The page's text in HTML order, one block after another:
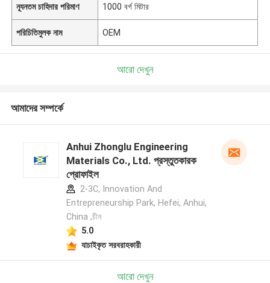
ন্যূনতম চাহিদার পরিমাণ 1000 বর্গ মিটার
পরিচিতিমুলক নাম OEM
আরো দেখুন
আমাদের সম্পর্কে
Anhui Zhonglu Engineering
Materials Co., Ltd. প্রস্তুতকারক
প্রোফাইল
2-3C, Innovation And
Entrepreneurship Park, Hefei, Anhui,
China ,চীন
5.0
যাচাইকৃত সরবরাহকারী
আরো দেখুন